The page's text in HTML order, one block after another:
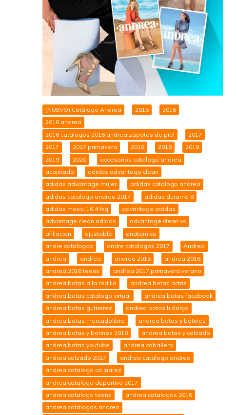
(NUEVO) Catálogo Andrea 2015
2016
2016 andrea
2016 catalogos 2016 andrea zapatos de piel
2017
2017
2017 primavera 2018 2018
2019
2019
2020
accesorios catalogo andrea
acojinado
adidas advantage clean
adidas advantage mujer
adidas catalogo andrea
adidas catalogo andrea 2017
adidas duramo 8
adidas messi 16.4 fxg
advantage adidas
advantage clean adidas
advantage clean vs
afiliacion
ajustable
anatomico
andre catalogos
andre catalogos 2017
Andrea
andrea
andrea andrea 2015
andrea 2016
andrea 2016 teens
andrea 2017 primavera verano
andrea botas a la rodilla
andrea botas actriz
andrea botas catalogo virtual
andrea botas facebook
andrea botas gutierrez
andrea botas hidalgo
andrea botas mercadolibre
andrea botas y botines
andrea botas y botines 2018
andrea botas y calzado
andrea botas youtube
andrea caballero
andrea calzado 2017
andrea catalogo andrea
andrea catalogo cd juarez
andrea catalogo deportivo 2017
andrea catalogo teens
andrea catalogos 2016
andrea catálogos andrea